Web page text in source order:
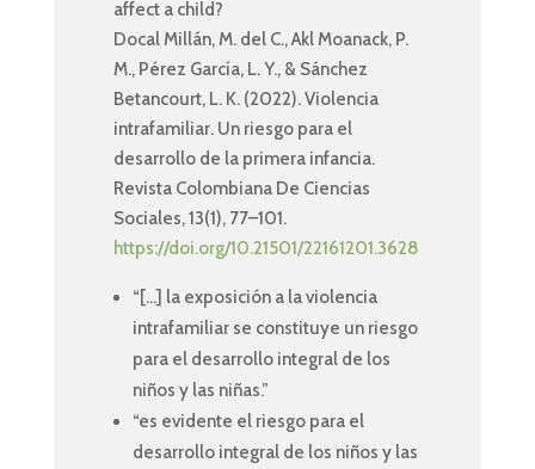
affect a child?
Docal Millán, M. del C., Akl Moanack, P.
M., Pérez García, L. Y., & Sánchez
Betancourt, L. K. (2022). Violencia
intrafamiliar. Un riesgo para el
desarrollo de la primera infancia.
Revista Colombiana De Ciencias
Sociales, 13(1), 77–101.
https://doi.org/10.21501/22161201.3628
“[…] la exposición a la violencia
intrafamiliar se constituye un riesgo
para el desarrollo integral de los
niños y las niñas.”
“es evidente el riesgo para el
desarrollo integral de los niños y las